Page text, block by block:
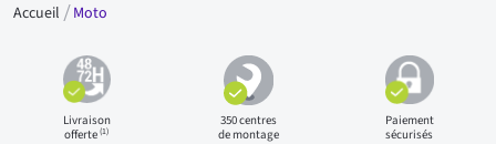
Accueil Moto
Livraison
offerte(1)
350 centres
de montage
Paiement
sécurisés